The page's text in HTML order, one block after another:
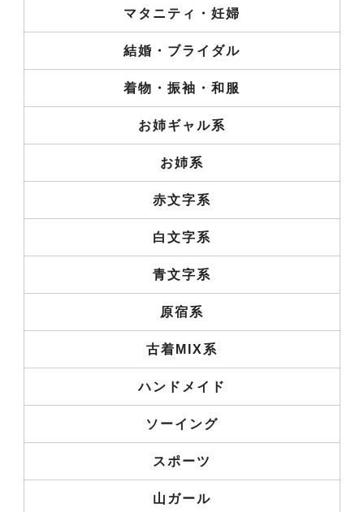
マタニティ・妊婦
結婚・ブライダル
着物・振袖・和服
お姉ギャル系
お姉系
赤文字系
白文字系
青文字系
原宿系
古着MIX系
ハンドメイド
ソーイング
スポーツ
山ガール